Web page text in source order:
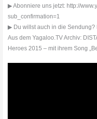
▶ Abonniere uns jetzt: http://
sub_confirmation=1
▶ Du willst auch in die
Aus dem Yagaloo.TV Archiv:
Heroes 2015 – mit ihrem Song